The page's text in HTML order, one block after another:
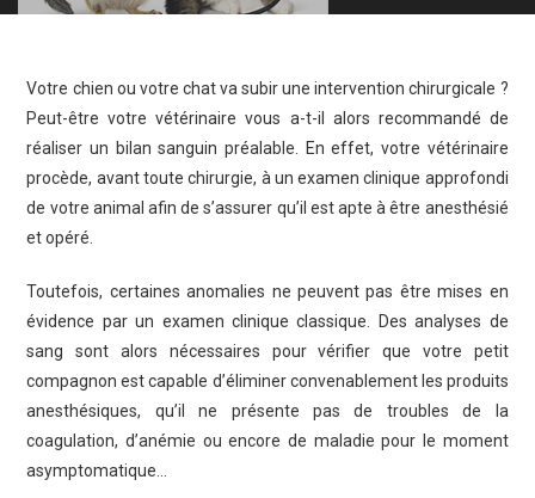
Votre chien ou votre chat va subir une intervention chirurgicale ?
Peut-être votre vétérinaire vous a-t-il alors recommandé de
réaliser un bilan sanguin préalable. En effet, votre vétérinaire
procède, avant toute chirurgie, à un examen clinique approfondi
de votre animal afin de s’assurer qu’il est apte à être anesthésié
et opéré.
Toutefois, certaines anomalies ne peuvent pas être mises en
évidence par un examen clinique classique. Des analyses de
sang sont alors nécessaires pour vérifier que votre petit
compagnon est capable d’éliminer convenablement les produits
anesthésiques, qu’il ne présente pas de troubles de la
coagulation, d’anémie ou encore de maladie pour le moment
asymptomatique…